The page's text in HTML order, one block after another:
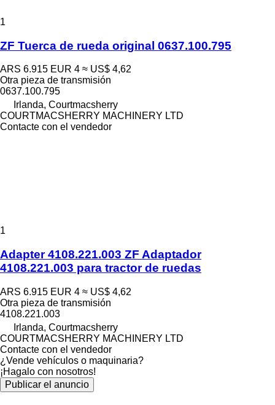
1
ZF Tuerca de rueda original 0637.100.795
ARS 6.915 EUR 4 ≈ US$ 4,62
Otra pieza de transmisión
0637.100.795
Irlanda, Courtmacsherry
COURTMACSHERRY MACHINERY LTD
Contacte con el vendedor
1
Adapter 4108.221.003 ZF Adaptador
4108.221.003 para tractor de ruedas
ARS 6.915 EUR 4 ≈ US$ 4,62
Otra pieza de transmisión
4108.221.003
Irlanda, Courtmacsherry
COURTMACSHERRY MACHINERY LTD
Contacte con el vendedor
¿Vende vehículos o maquinaria?
¡Hagalo con nosotros!
Publicar el anuncio